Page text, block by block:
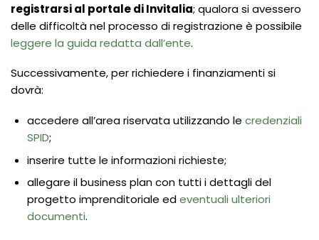
registrarsi al portale di Invitalia; qualora si avessero
delle difficoltà nel processo di registrazione è possibile
leggere la guida redatta dall’ente.
Successivamente, per richiedere i finanziamenti si
dovrà:
accedere all’area riservata utilizzando le credenziali
SPID;
inserire tutte le informazioni richieste;
allegare il business plan con tutti i dettagli del
progetto imprenditoriale edeventuali ulteriori
documenti.